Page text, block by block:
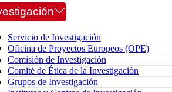
Servicio de Investigación
Oficina de Proyectos Europeos (OPE)
Comisión de Investigación
Comité de Ética de la Investigación
Grupos de Investigación